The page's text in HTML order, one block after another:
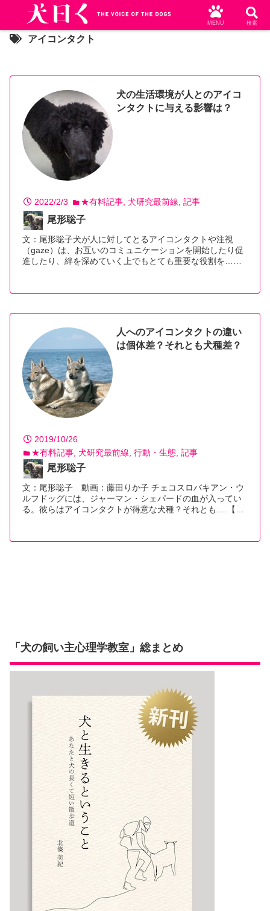
アイコンタクト
犬の生活環境が人とのアイコ
ンタクトに与える影響は？
2022/2/3 ★有料記事 犬研究最前線 記事
尾形聡子
文：尾形聡子犬が人に対してとるアイコンタクトや注視
（gaze）は、お互いのコミュニケーションを開始したり促
進したり、絆を深めていく上でもとても重要な役割を…
人へのアイコンタクトの違い
は個体差？それとも犬種差？
2019/10/26
★有料記事 犬研究最前線 行動・生態 記事
尾形聡子
文：尾形聡子 動画：藤田りか子 チェコスロバキアン・ウ
ルフドッグには、ジャーマン・シェパードの血が入ってい
る。彼らはアイコンタクトが得意な犬種？それとも.…【続
「犬の飼い主心理学教室」総まとめ
MENU 検索